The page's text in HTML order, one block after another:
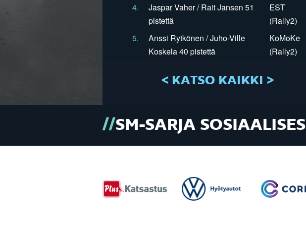
4.
Jaspar Vaher / Rait Jansen 51
pistettä
EST
(Rally2)
5.
Anssi Rytkönen / Juho-Ville
Koskela 40 pistettä
KoMoKe
(Rally2)
< KATSO KAIKKI >
SM-SARJA